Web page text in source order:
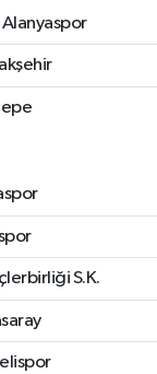
S.K.